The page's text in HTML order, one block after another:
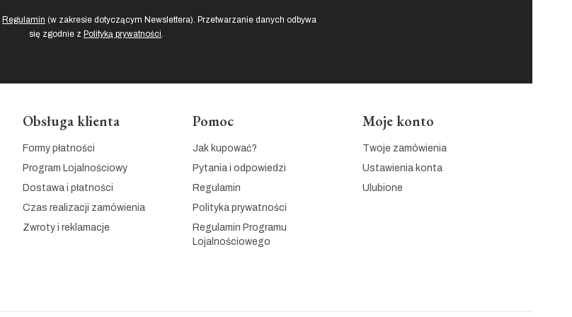
Regulamin (w zakresie dotyczącym Newslettera). Przetwarzanie danych odbywa
się zgodnie z Polityką prywatności
Obsługa klienta
Formy płatności
Program Lojalnościowy
Dostawa i płatności
Czas realizacji zamówienia
Zwroty i reklamacje
Pomoc
Jak kupować?
Pytania i odpowiedzi
Regulamin
Polityka prywatności
Regulamin Programu
Lojalnościowego
Moje konto
Twoje zamówienia
Ustawienia konta
Ulubione